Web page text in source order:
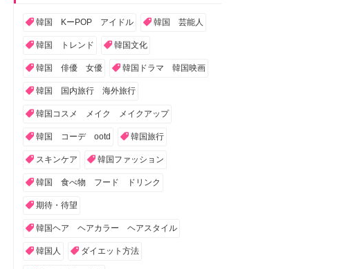
韓国 KーPOP アイドル 韓国 芸能人
韓国 トレンド 韓国文化
韓国 俳優 女優 韓国ドラマ 韓国映画
韓国 国内旅行 海外旅行
韓国コスメ メイク メイクアップ
韓国 コーデ ootd 韓国旅行
スキンケア 韓国ファッション
韓国 食べ物 フード ドリンク
期待・待望
韓国ヘア ヘアカラー ヘアスタイル
韓国人 ダイエット方法